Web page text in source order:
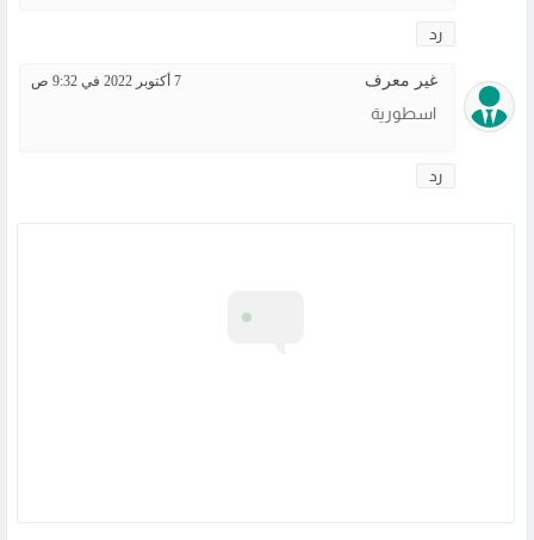
رد
غير معرف 7 أكتوبر 2022 في 9:32 ص
اسطورية
رد